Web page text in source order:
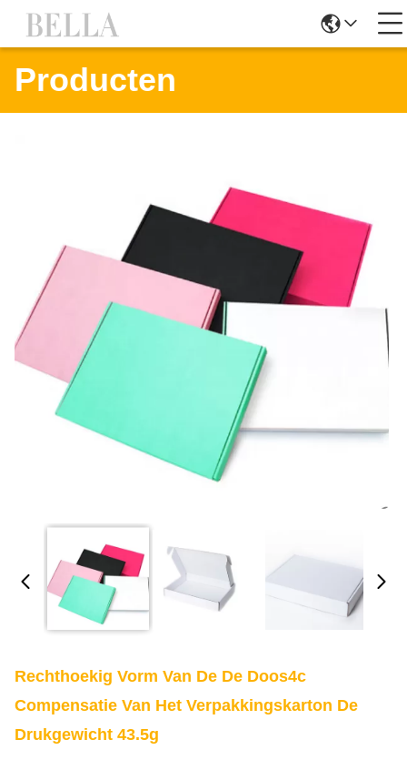
Producten
Rechthoekig Vorm Van De De Doos4c
Compensatie Van Het Verpakkingskarton De
Drukgewicht 43.5g